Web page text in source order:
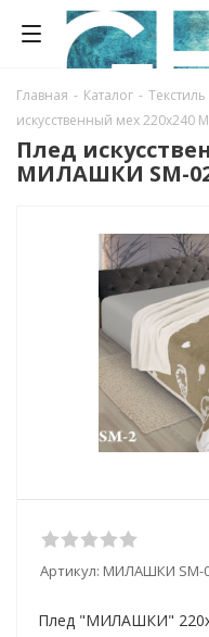
Главная - Каталог -
искусственный мех
Плед
МИЛАШКИ SМ-
Артикул: МИЛАШКИ SМ-
Плед "МИЛАШКИ"